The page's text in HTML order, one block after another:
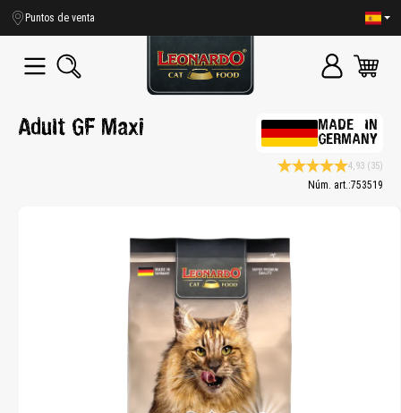
principal
Puntos de venta
Adult GF Maxi
MADE IN
GERMANY
Calificación promedio
4,93 (35)
Núm. art.:753519